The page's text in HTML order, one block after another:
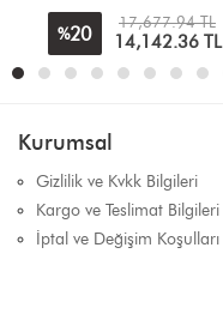
%20
17,677.94 TL
14,142.36TL
Kurumsal
Gizlilik ve Kvkk Bilgileri
Kargo ve Teslimat Bilgileri
İptal ve Değişim Koşulları